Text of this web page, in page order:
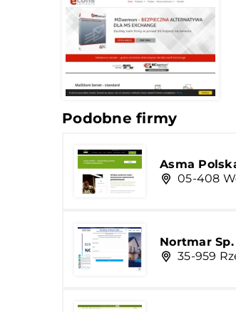
Podobne firmy
Asma
05-408
Nortmar Sp.
35-959